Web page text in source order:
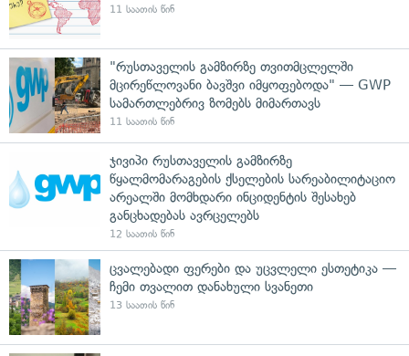
11 საათის წინ
"რუსთაველის გამზირზე თვითმცლელში
მცირეწლოვანი ბავშვი იმყოფებოდა" — GWP
სამართლებრივ ზომებს მიმართავს
11 საათის წინ
ჯივიპი რუსთაველის გამზირზე
წყალმომარაგების ქსელების სარეაბილიტაციო
არეალში მომხდარი ინციდენტის შესახებ
განცხადებას ავრცელებს
12 საათის წინ
ცვალებადი ფერები და უცვლელი ესთეტიკა —
ჩემი თვალით დანახული სვანეთი
13 საათის წინ